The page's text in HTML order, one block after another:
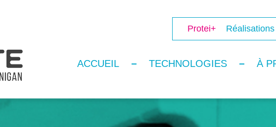
Protei+ Réalisations
ACCUEIL TECHNOLOGIES À